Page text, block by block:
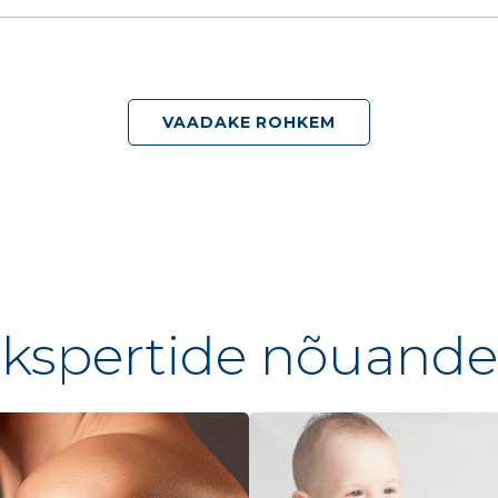
VAADAKE ROHKEM